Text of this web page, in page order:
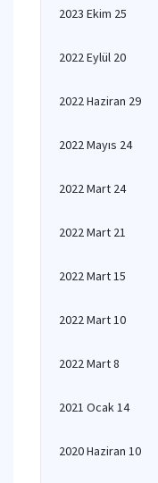
2023 Ekim 25
2022 Eylül 20
2022 Haziran 29
2022 Mayıs 24
2022 Mart 24
2022 Mart 21
2022 Mart 15
2022 Mart 10
2022 Mart 8
2021 Ocak 14
2020 Haziran 10